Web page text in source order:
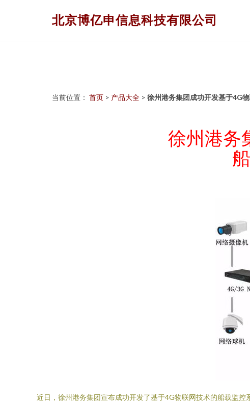
北京博亿申信息科技有限公司
当前位置： 首页 > 产品大全 > 徐州港务集团成功开发基于4G
徐州港务
近日，徐州港务集团宣布成功开发了基于4G物联网技术的船载监